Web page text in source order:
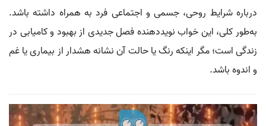
درباره شرایط روحی، جسمی و اجتماعی فرد به همراه داشته باشد.
به‌طور کلی، این خواب نویددهنده فصل جدیدی از بهبود و کامیابی در
زندگی است؛ مگر اینکه رنگ یا حالت آن نشانه هشدار از بیماری یا غم
و اندوه باشد.